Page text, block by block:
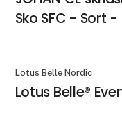
Sko SFC - Sort -
Lotus Belle Nordic
Lotus Belle®